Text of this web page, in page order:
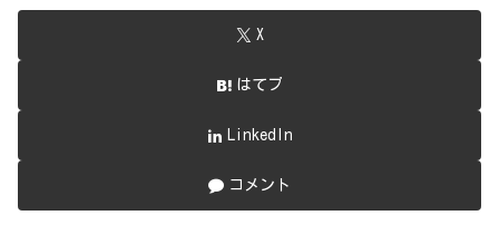
X
はてブ
LinkedIn
コメント